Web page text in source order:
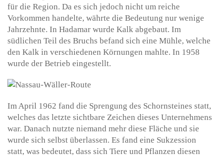
für die Region. Da es sich jedoch nicht um reiche
Vorkommen handelte, währte die Bedeutung nur wenige
Jahrzehnte. In Hadamar wurde Kalk abgebaut. Im
südlichen Teil des Bruchs befand sich eine Mühle, welche
den Kalk in verschiedenen Körnungen mahlte. In 1958
wurde der Betrieb eingestellt.
Im April 1962 fand die Sprengung des Schornsteines statt,
welches das letzte sichtbare Zeichen dieses Unternehmens
war. Danach nutzte niemand mehr diese Fläche und sie
wurde sich selbst überlassen. Es fand eine Sukzession
statt, was bedeutet, dass sich Tiere und Pflanzen diesen